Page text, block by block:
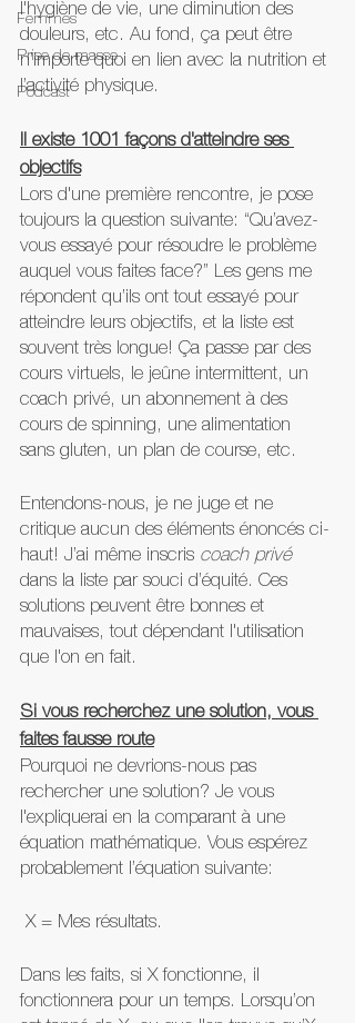
Femmes
Prise de masse
Podcast
l'hygiène de vie, une diminution des
douleurs, etc. Au fond, ça peut être
n’importe quoi en lien avec la nutrition et
l’activité physique.
Il existe 1001 façons d'atteindre ses
objectifs
Lors d'une première rencontre, je pose
toujours la question suivante: “Qu’avez-
vous essayé pour résoudre le problème
auquel vous faites face?” Les gens me
répondent qu’ils ont tout essayé pour
atteindre leurs objectifs, et la liste est
souvent très longue! Ça passe par des
cours virtuels, le jeûne intermittent, un
coach privé, un abonnement à des
cours de spinning, une alimentation
sans gluten, un plan de course, etc.
Entendons-nous, je ne juge et ne
critique aucun des éléments énoncés ci-
haut! J’ai même inscris coach privé
dans la liste par souci d’équité. Ces
solutions peuvent être bonnes et
mauvaises, tout dépendant l'utilisation
que l'on en fait.
Si vous recherchez une solution, vous
faites fausse route
Pourquoi ne devrions-nous pas
rechercher une solution? Je vous
l'expliquerai en la comparant à une
équation mathématique. Vous espérez
probablement l’équation suivante:
X = Mes résultats.
Dans les faits, si X fonctionne, il
fonctionnera pour un temps. Lorsqu’on